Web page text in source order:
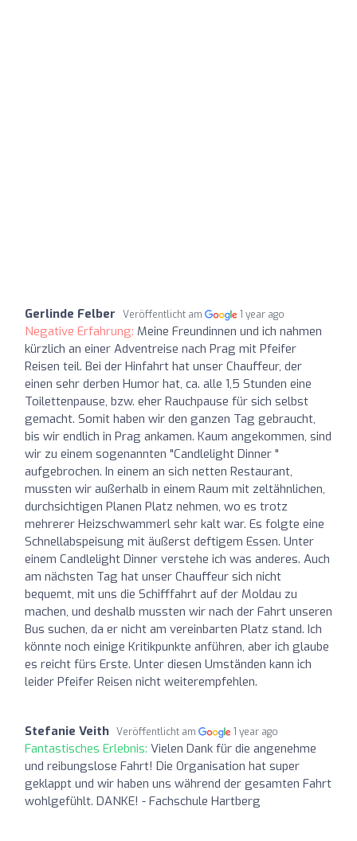
Gerlinde Felber Veröffentlicht am 1 year ago
Negative Erfahrung: Meine Freundinnen und ich nahmen
kürzlich an einer Adventreise nach Prag mit Pfeifer
Reisen teil. Bei der Hinfahrt hat unser Chauffeur, der
einen sehr derben Humor hat, ca. alle 1,5 Stunden eine
Toilettenpause, bzw. eher Rauchpause für sich selbst
gemacht. Somit haben wir den ganzen Tag gebraucht,
bis wir endlich in Prag ankamen. Kaum angekommen, sind
wir zu einem sogenannten "Candlelight Dinner "
aufgebrochen. In einem an sich netten Restaurant,
mussten wir außerhalb in einem Raum mit zeltähnlichen,
durchsichtigen Planen Platz nehmen, wo es trotz
mehrerer Heizschwammerl sehr kalt war. Es folgte eine
Schnellabspeisung mit äußerst deftigem Essen. Unter
einem Candlelight Dinner verstehe ich was anderes. Auch
am nächsten Tag hat unser Chauffeur sich nicht
bequemt, mit uns die Schifffahrt auf der Moldau zu
machen, und deshalb mussten wir nach der Fahrt unseren
Bus suchen, da er nicht am vereinbarten Platz stand. Ich
könnte noch einige Kritikpunkte anführen, aber ich glaube
es reicht fürs Erste. Unter diesen Umständen kann ich
leider Pfeifer Reisen nicht weiterempfehlen.
Stefanie Veith Veröffentlicht am 1 year ago
Fantastisches Erlebnis: Vielen Dank für die angenehme
und reibungslose Fahrt! Die Organisation hat super
geklappt und wir haben uns während der gesamten Fahrt
wohlgefühlt. DANKE! - Fachschule Hartberg